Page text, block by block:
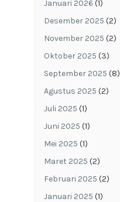
Januari 2026 (1)
Desember 2025 (2)
November 2025 (2)
Oktober 2025 (3)
September 2025 (8)
Agustus 2025 (2)
Juli 2025 (1)
Juni 2025 (1)
Mei 2025 (1)
Maret 2025 (2)
Februari 2025 (2)
Januari 2025 (1)